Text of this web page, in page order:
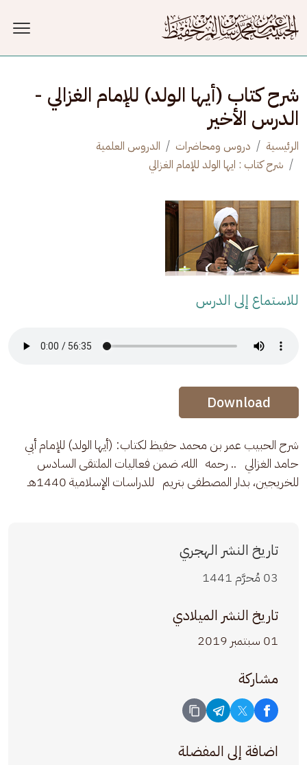
شرح كتاب (أيها الولد) للإمام الغزالي -
الدرس الأخير
الرئيسية دروس ومحاضرات
الدروس العلمية
شرح كتاب : ايها الولد للإمام الغزالي
للاستماع إلى الدرس
Audio Stream
Audio Stream
Download
شرح الحبيب عمر بن محمد حفيظ لكتاب: (أيها الولد) للإمام أبي
حامد الغزالي   .. رحمه   الله، ضمن فعاليات الملتقى السادس
للخريجين، بدار المصطفى بتريم   للدراسات الإسلامية 1440هـ
تاريخ النشر الهجري
03 مُحرَّم 1441
تاريخ النشر الميلادي
01 سبتمبر 2019
مشاركة
اضافة إلى المفضلة